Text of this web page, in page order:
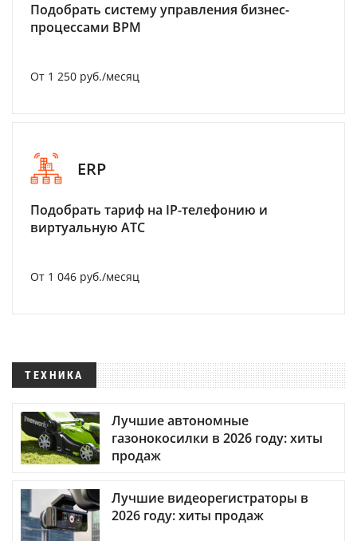
Подобрать систему управления бизнес-
процессами BPM
От 1 250 руб./месяц
ERP
Подобрать тариф на IP-телефонию и
виртуальную АТС
От 1 046 руб./месяц
ТЕХНИКА
Лучшие автономные
газонокосилки в 2026 году: хиты
продаж
Лучшие видеорегистраторы в
2026 году: хиты продаж